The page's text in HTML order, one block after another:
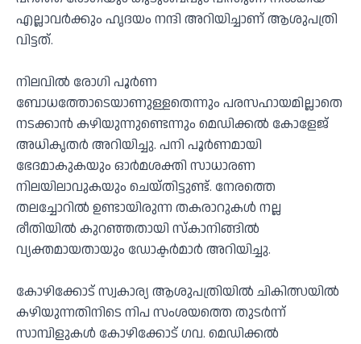
എല്ലാവര്‍ക്കും ഹൃദയം നന്ദി അറിയിച്ചാണ് ആശുപത്രി
വിട്ടത്.
നിലവില്‍ രോഗി പൂര്‍ണ
ബോധത്തോടെയാണുള്ളതെന്നും പരസഹായമില്ലാതെ
നടക്കാന്‍ കഴിയുന്നുണ്ടെന്നും മെഡിക്കല്‍ കോളേജ്
അധികൃതര്‍ അറിയിച്ചു. പനി പൂര്‍ണമായി
ഭേദമാകുകയും ഓര്‍മശക്തി സാധാരണ
നിലയിലാവുകയും ചെയ്തിട്ടുണ്ട്. നേരത്തെ
തലച്ചോറില്‍ ഉണ്ടായിരുന്ന തകരാറുകള്‍ നല്ല
രീതിയില്‍ കുറഞ്ഞതായി സ്‌കാനിങ്ങില്‍
വ്യക്തമായതായും ഡോക്ടര്‍മാര്‍ അറിയിച്ചു.
കോഴിക്കോട് സ്വകാര്യ ആശുപത്രിയില്‍ ചികിത്സയില്‍
കഴിയുന്നതിനിടെ നിപ സംശയത്തെ തുടര്‍ന്ന്
സാമ്പിളുകള്‍ കോഴിക്കോട് ഗവ. മെഡിക്കല്‍